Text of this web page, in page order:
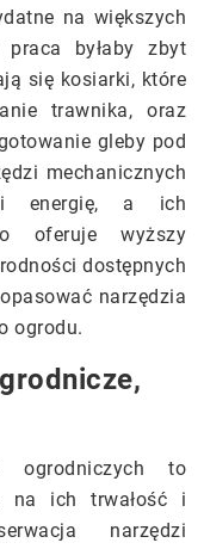
na większych
praca byłaby zbyt
się kosiarki, które
trawnika, oraz
gleby pod
mechanicznych
i energię, a ich
oferuje wyższy
dostępnych
narzędzia
ogrodu.
ogrodniczych to
na ich trwałość i
narzędzi